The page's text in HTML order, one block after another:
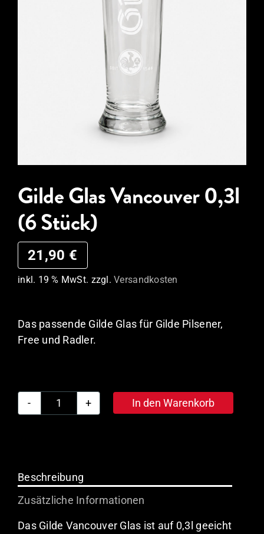
Gilde Glas Vancouver 0,3l
(6 Stück)
21,90 €
inkl. 19 % MwSt. zzgl.Versandkosten
Das passende Gilde Glas für Gilde Pilsener,
Free und Radler.
Gilde
(6
Stück)
Menge
In den Warenkorb
Beschreibung
Zusätzliche Informationen
Das Gilde Vancouver Glas ist auf 0,3l geeicht